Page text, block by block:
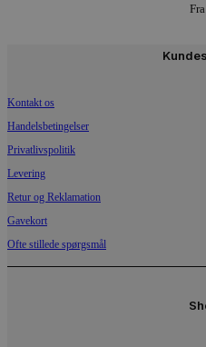
be
chosen
on
the
page
Fra
Kontakt os
Handelsbetingelser
Privatlivspolitik
Levering
Retur og Reklamation
Gavekort
Ofte stillede spørgsmål